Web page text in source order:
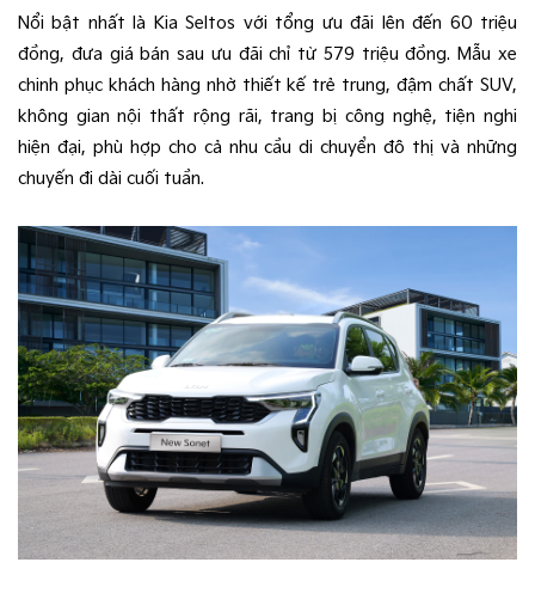
Nổi bật nhất là Kia Seltos với tổng ưu đãi lên đến 60 triệu
đồng, đưa giá bán sau ưu đãi chỉ từ 579 triệu đồng. Mẫu xe
chinh phục khách hàng nhờ thiết kế trẻ trung, đậm chất SUV,
không gian nội thất rộng rãi, trang bị công nghệ, tiện nghi
hiện đại, phù hợp cho cả nhu cầu di chuyển đô thị và những
chuyến đi dài cuối tuần.